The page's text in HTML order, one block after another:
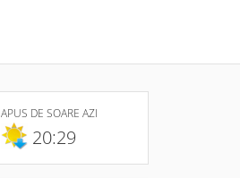
APUS DE SOARE AZI
20:29